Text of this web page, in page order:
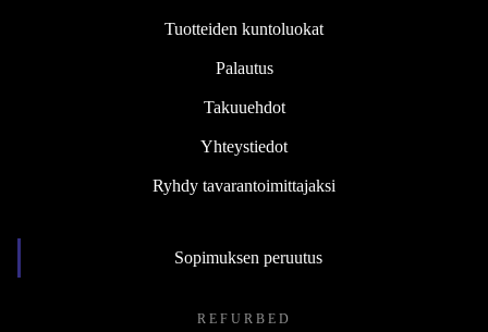
Tuotteiden kuntoluokat
Palautus
Takuuehdot
Yhteystiedot
Ryhdy tavarantoimittajaksi
Sopimuksen peruutus
REFURBED